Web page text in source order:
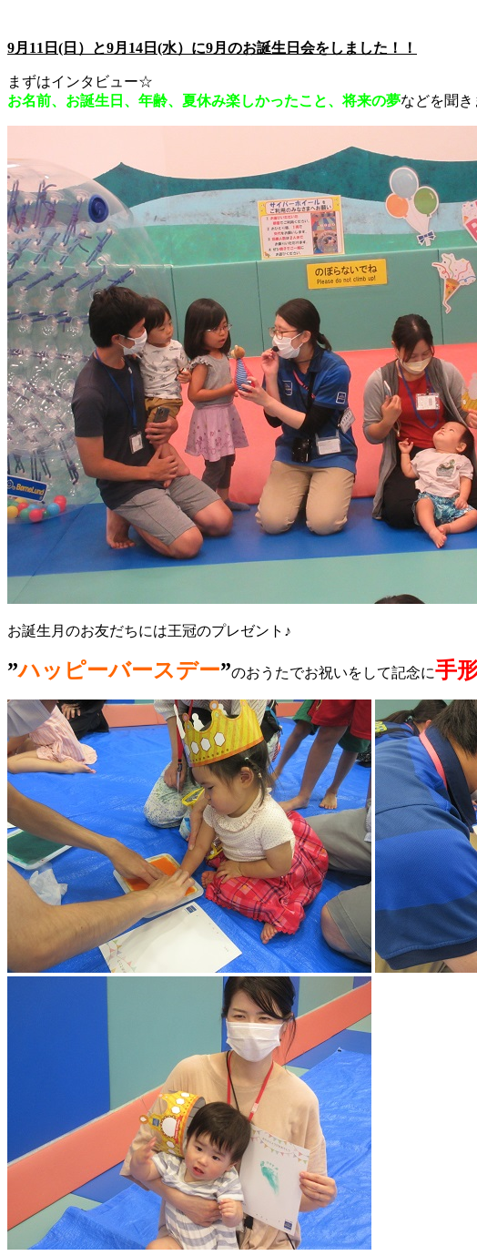
9月11日(日）と9月14日(水）に9月のお誕生日会をしました！！
まずはインタビュー☆
お名前、お誕生日、年齢、夏休み楽しかったこと、将来の夢などを聞き
お誕生月のお友だちには王冠のプレゼント♪
”ハッピーバースデー”のおうたでお祝いをして記念に手